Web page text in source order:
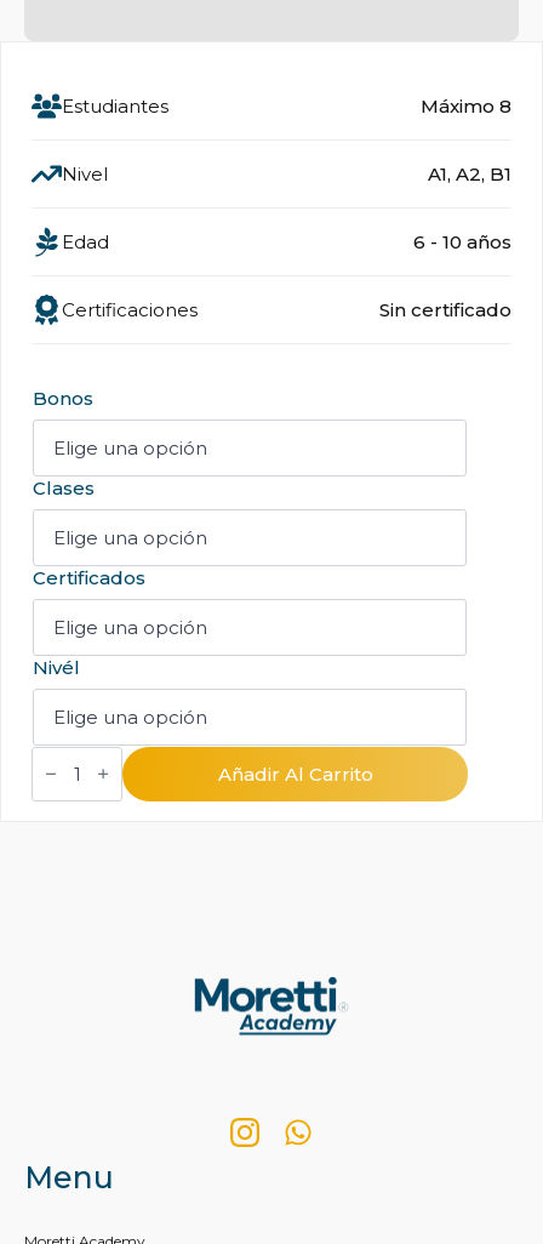
Estudiantes Máximo 8
Nivel A1, A2, B1
Edad 6 - 10 años
Certificaciones Sin certificado
Bonos
Clases
Certificados
Nivél
Inglés
para
de
Añadir Al Carrito
Menu